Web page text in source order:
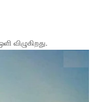
விழுகிறது.